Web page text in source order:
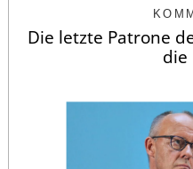
Die letzte Patrone
die